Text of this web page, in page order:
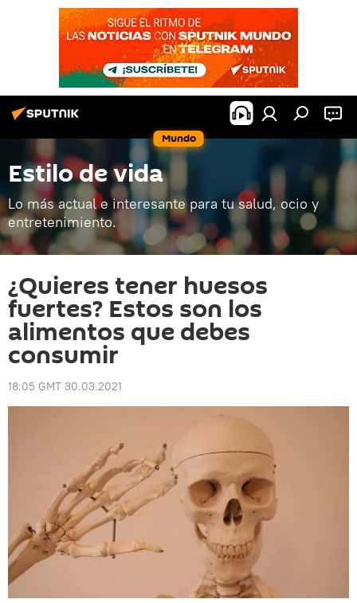
Mundo
Estilo de vida
Lo más actual e interesante para tu salud, ocio y
entretenimiento.
¿Quieres tener huesos
fuertes? Estos son los
alimentos que debes
consumir
18:05 GMT 30.03.2021